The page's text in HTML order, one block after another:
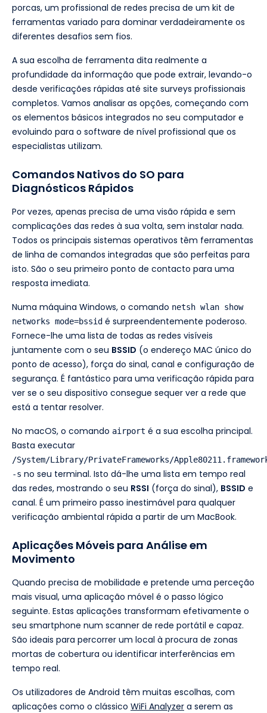
porcas, um profissional de redes precisa de um kit de
ferramentas variado para dominar verdadeiramente os
diferentes desafios sem fios.
A sua escolha de ferramenta dita realmente a
profundidade da informação que pode extrair, levando-o
desde verificações rápidas até site surveys profissionais
completos. Vamos analisar as opções, começando com
os elementos básicos integrados no seu computador e
evoluindo para o software de nível profissional que os
especialistas utilizam.
Comandos Nativos do SO para
Diagnósticos Rápidos
Por vezes, apenas precisa de uma visão rápida e sem
complicações das redes à sua volta, sem instalar nada.
Todos os principais sistemas operativos têm ferramentas
de linha de comandos integradas que são perfeitas para
isto. São o seu primeiro ponto de contacto para uma
resposta imediata.
Numa máquina Windows, o comando netsh wlan show
networks mode=bssid é surpreendentemente poderoso.
Fornece-lhe uma lista de todas as redes visíveis
juntamente com o seu BSSID (o endereço MAC único do
ponto de acesso), força do sinal, canal e configuração de
segurança. É fantástico para uma verificação rápida para
ver se o seu dispositivo consegue sequer ver a rede que
está a tentar resolver.
No macOS, o comando airport é a sua escolha principal.
Basta executar
/System/Library/PrivateFrameworks/
-s no seu terminal. Isto dá-lhe uma lista em tempo real
das redes, mostrando o seu RSSI (força do sinal), BSSID e
canal. É um primeiro passo inestimável para qualquer
verificação ambiental rápida a partir de um MacBook.
Aplicações Móveis para Análise em
Movimento
Quando precisa de mobilidade e pretende uma perceção
mais visual, uma aplicação móvel é o passo lógico
seguinte. Estas aplicações transformam efetivamente o
seu smartphone num scanner de rede portátil e capaz.
São ideais para percorrer um local à procura de zonas
mortas de cobertura ou identificar interferências em
tempo real.
Os utilizadores de Android têm muitas escolhas, com
aplicações como o clássico WiFi Analyzer a serem as